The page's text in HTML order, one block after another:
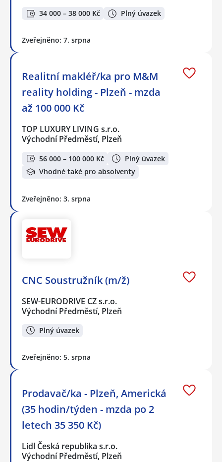
34 000 – 38 000 Kč Plný úvazek
Zveřejněno: 7. srpna
Realitní makléř/ka pro M&M
reality holding - Plzeň - mzda
až 100 000 Kč
TOP LUXURY LIVING s.r.o.
Východní Předměstí, Plzeň
56 000 – 100 000 Kč
Plný úvazek
Vhodné také pro absolventy
Zveřejněno: 3. srpna
CNC Soustružník (m/ž)
SEW-EURODRIVE CZ s.r.o.
Východní Předměstí, Plzeň
Plný úvazek
Zveřejněno: 5. srpna
Prodavač/ka - Plzeň, Americká
(35 hodin/týden - mzda po 2
letech 35 350 Kč)
Lidl Česká republika s.r.o.
Východní Předměstí, Plzeň